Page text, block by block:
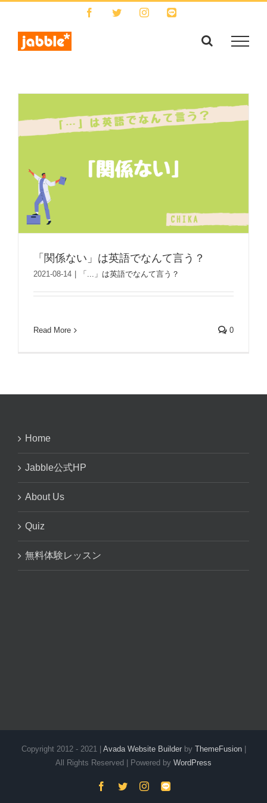
content
FacebookTwitterInstagram
LINE
「関係ない」は英語でなんて言う？
2021-08-14 「...」は英語でなんて言う？
Read More 0
Home
Jabble公式HP
About Us
Quiz
無料体験レッスン
Copyright 2012 - 2021 | Avada Website Builderby ThemeFusion|
All Rights Reserved | Powered by WordPress
Facebook
TwitterInstagram
LINE